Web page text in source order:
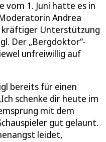
vom 1. Juni hatte es in
Andrea
kräftiger Unterstützung
Der „Bergdoktor“-
unfreiwillig auf
bereits für einen
schenke dir heute im
mit dem
gut gelaunt.
leidet,